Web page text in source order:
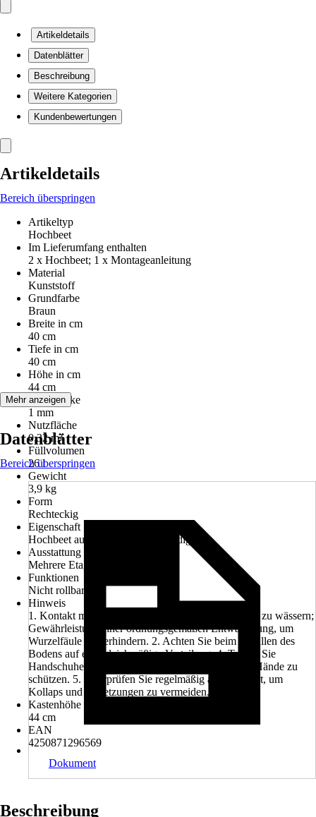
Artikeldetails
Datenblätter
Beschreibung
Weitere Kategorien
Kundenbewertungen
Artikeldetails
Bereich überspringen
Artikeltyp
Hochbeet
Im Lieferumfang enthalten
2 x Hochbeet; 1 x Montageanleitung
Material
Kunststoff
Grundfarbe
Braun
Breite in cm
40 cm
Tiefe in cm
40 cm
Höhe in cm
44 cm
Wandstärke
1 mm
Nutzfläche
0,32 m²
Füllvolumen
26 l
Gewicht
3,9 kg
Form
Rechteckig
Eigenschaft
Hochbeet auf Stelzen, UV-beständig
Ausstattung
Mehrere Etagen
Funktionen
Nicht rollbar
Hinweis
1. Kontakt mit scharfen Kanten vermeiden. 2. Nicht zu wässern;
Gewährleistung einer ordnungsgemäßen Entwässerung, um
Wurzelfäule zu verhindern. 2. Achten Sie beim Befüllen des
Bodens auf eine gleichmäßige Verteilung. 4. Tragen Sie
Handschuhe bei der Installation oder Wartung, um Hände zu
schützen. 5. Überprüfen Sie regelmäßig auf Stabilität, um
Kollaps und Verletzungen zu vermeiden.
Kastenhöhe
44 cm
EAN
4250871296569
Mehr anzeigen
Datenblätter
Bereich überspringen
Dokument
Beschreibung